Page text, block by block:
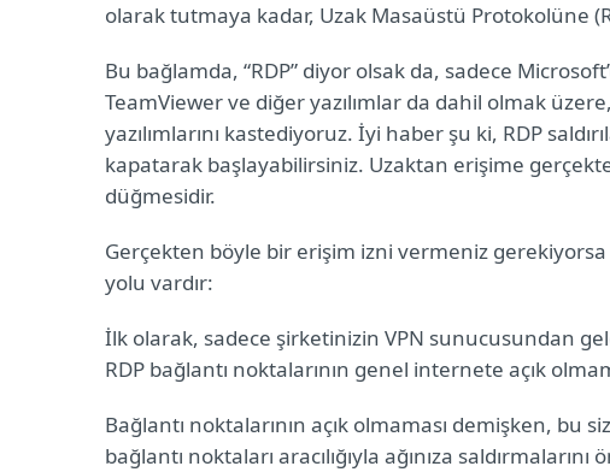
olarak tutmaya kadar, Uzak Masaüstü Protokolüne
Bu bağlamda, “RDP” diyor olsak da, sadece
TeamViewer ve diğer yazılımlar da dahil olmak
yazılımlarını kastediyoruz. İyi haber şu ki, RDP
kapatarak başlayabilirsiniz. Uzaktan erişime
düğmesidir.
Gerçekten böyle bir erişim izni vermeniz
yolu vardır:
İlk olarak, sadece şirketinizin VPN sunucusundan
RDP bağlantı noktalarının genel internete açık
Bağlantı noktalarının açık olmaması demişken, bu
bağlantı noktaları aracılığıyla ağınıza